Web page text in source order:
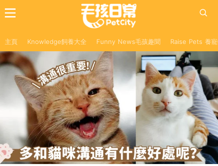
主頁 Knowledge飼養大全 Funny News毛孩趣聞 Raise Pets 養